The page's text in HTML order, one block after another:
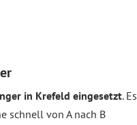
in Krefeld eingesetzt. Es
schnell von A nach B